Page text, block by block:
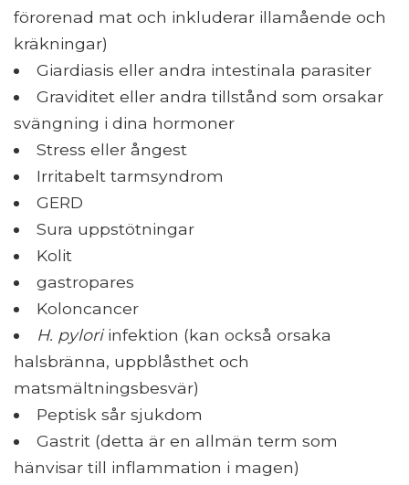
förorenad mat och inkluderar illamående och
kräkningar)
Giardiasis eller andra intestinala parasiter
Graviditet eller andra tillstånd som orsakar
svängning i dina hormoner
Stress eller ångest
Irritabelt tarmsyndrom
GERD
Sura uppstötningar
Kolit
gastropares
Koloncancer
H. pyloriinfektion (kan också orsaka
halsbränna, uppblåsthet och
matsmältningsbesvär)
Peptisk sår sjukdom
Gastrit (detta är en allmän term som
hänvisar till inflammation i magen)